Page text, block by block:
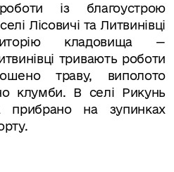
із благоустрою
Лісовичі та Литвинівці
кладовища —
тривають роботи
траву, виполото
клумби. В селі Рикунь
прибрано на зупинках